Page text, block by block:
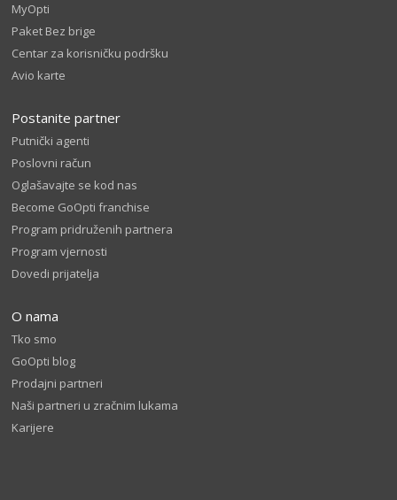
MyOpti
Paket Bez brige
Centar za korisničku podršku
Avio karte
Postanite partner
Putnički agenti
Poslovni račun
Oglašavajte se kod nas
Become GoOpti franchise
Program pridruženih partnera
Program vjernosti
Dovedi prijatelja
O nama
Tko smo
GoOpti blog
Prodajni partneri
Naši partneri u zračnim lukama
Karijere